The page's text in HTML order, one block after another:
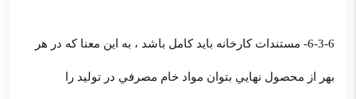
6-3-6- مستندات كارخانه بايد كامل باشد ، به اين معنا كه در هر
بهر از محصول نهايي بتوان مواد خام مصرفي در توليد را